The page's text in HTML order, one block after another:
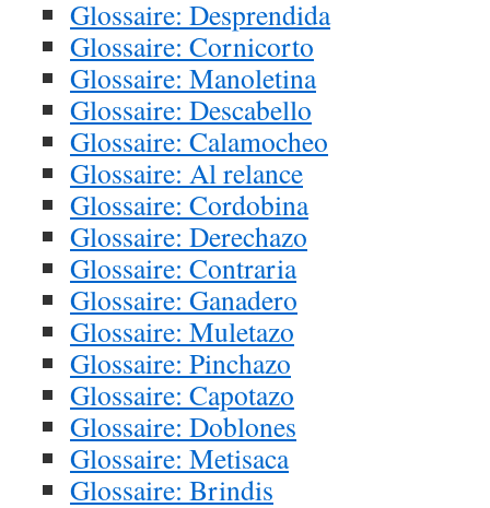
Glossaire: Desprendida
Glossaire: Cornicorto
Glossaire: Manoletina
Glossaire: Descabello
Glossaire: Calamocheo
Glossaire: Al relance
Glossaire: Cordobina
Glossaire: Derechazo
Glossaire: Contraria
Glossaire: Ganadero
Glossaire: Muletazo
Glossaire: Pinchazo
Glossaire: Capotazo
Glossaire: Doblones
Glossaire: Metisaca
Glossaire: Brindis